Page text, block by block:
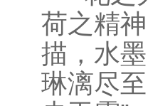
荷之精
描，水
琳漓尽